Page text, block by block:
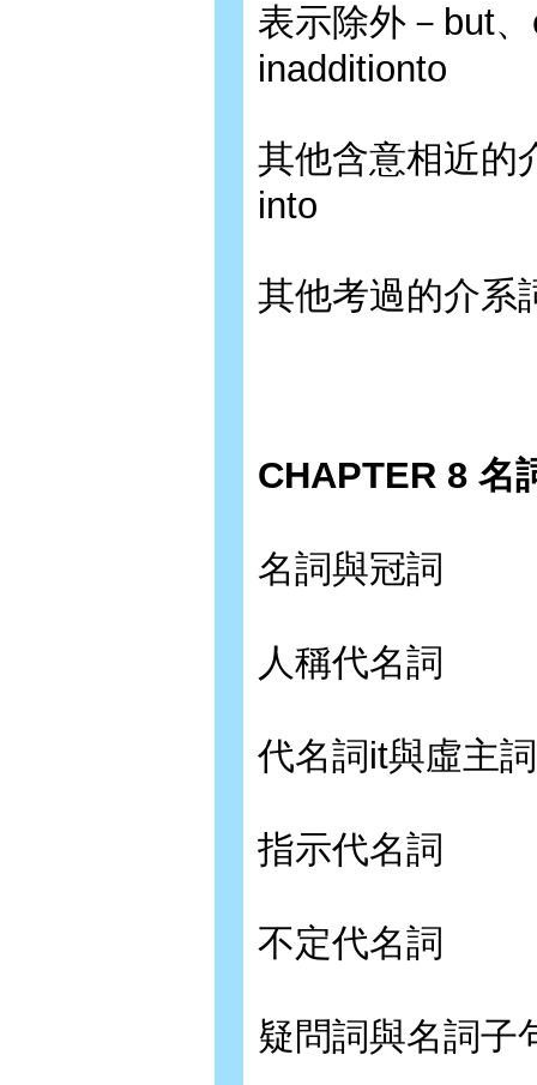
表示除外－but
inadditionto
其他含意相近的
into
其他考過的介系
CHAPTER 8 名
名詞與冠詞
人稱代名詞
代名詞it與虛主詞
指示代名詞
不定代名詞
疑問詞與名詞子